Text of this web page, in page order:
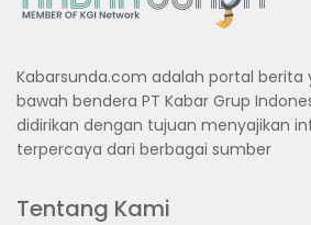
Kabarsunda.com adalah portal berita
bawah bendera PT Kabar Grup
didirikan dengan tujuan menyajikan
terpercaya dari berbagai sumber
Tentang Kami